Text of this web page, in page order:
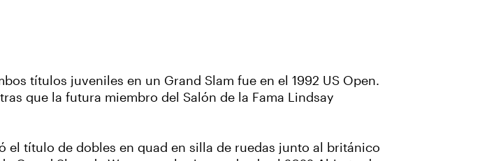
títulos juveniles en un Grand Slam fue en el 1992 US Open.
que la futura miembro del Salón de la Fama Lindsay
el título de dobles en quad en silla de ruedas junto al británico